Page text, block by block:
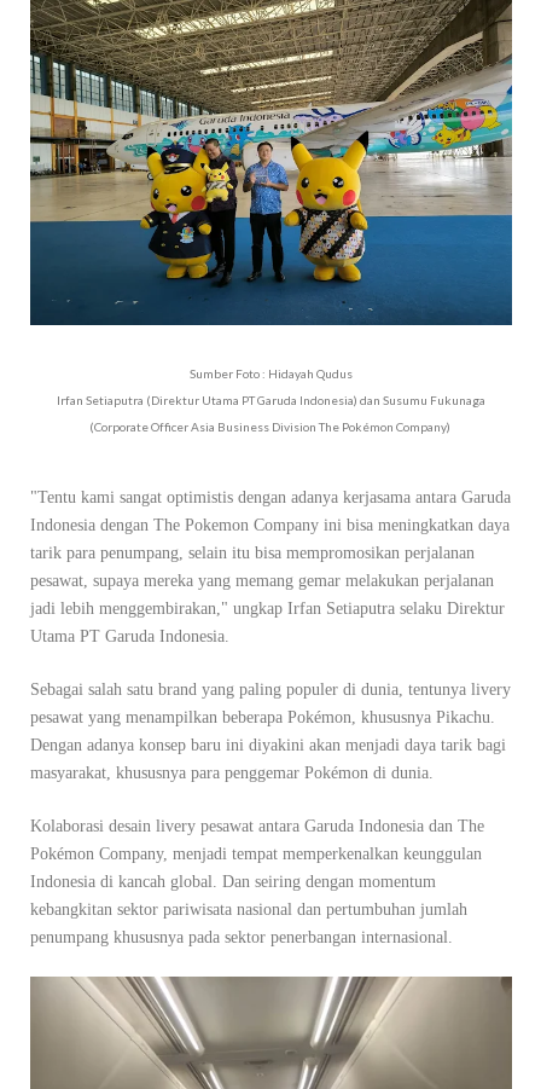
Sumber Foto : Hidayah Qudus
Irfan Setiaputra (Direktur Utama PT Garuda Indonesia) dan Susumu Fukunaga
(Corporate Officer Asia Business Division The Pokémon Company)
"Tentu kami sangat optimistis dengan adanya kerjasama antara Garuda
Indonesia dengan The Pokemon Company ini bisa meningkatkan daya
tarik para penumpang, selain itu bisa mempromosikan perjalanan
pesawat, supaya mereka yang memang gemar melakukan perjalanan
jadi lebih menggembirakan," ungkap Irfan Setiaputra selaku Direktur
Utama PT Garuda Indonesia.
Sebagai salah satu brand yang paling populer di dunia, tentunya livery
pesawat yang menampilkan beberapa Pokémon, khususnya Pikachu.
Dengan adanya konsep baru ini diyakini akan menjadi daya tarik bagi
masyarakat, khususnya para penggemar Pokémon di dunia.
Kolaborasi desain livery pesawat antara Garuda Indonesia dan The
Pokémon Company, menjadi tempat memperkenalkan keunggulan
Indonesia di kancah global. Dan seiring dengan momentum
kebangkitan sektor pariwisata nasional dan pertumbuhan jumlah
penumpang khususnya pada sektor penerbangan internasional.